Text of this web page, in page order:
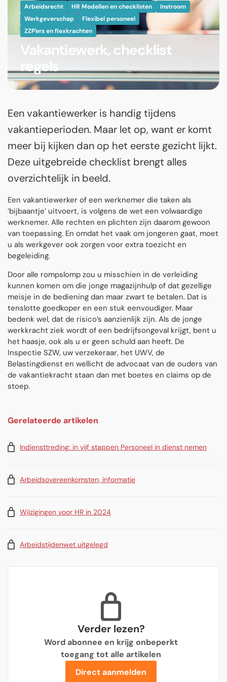
Arbeidsrecht HR Modellen en checklisten
Instroom
Werkgeverschap
Flexibel personeel
ZZP'ers en flexkrachten
Vakantiewerk, checklist
regels
Een vakantiewerker is handig tijdens
vakantieperioden. Maar let op, want er komt
meer bij kijken dan op het eerste gezicht lijkt.
Deze uitgebreide checklist brengt alles
overzichtelijk in beeld.
Een vakantiewerker of een werknemer die taken als
‘bijbaantje’ uitvoert, is volgens de wet een volwaardige
werknemer. Alle rechten en plichten zijn daarom gewoon
van toepassing. En omdat het vaak om jongeren gaat, moet
u als werkgever ook zorgen voor extra toezicht en
begeleiding.
Door alle rompslomp zou u misschien in de verleiding
kunnen komen om die jonge magazijnhulp of dat gezellige
meisje in de bediening dan maar zwart te betalen. Dat is
tenslotte goedkoper en een stuk eenvoudiger. Maar
bedenk wel, dat de risico’s aanzienlijk zijn. Als de jonge
werkkracht ziek wordt of een bedrijfsongeval krijgt, bent u
het haasje, ook als u er geen schuld aan heeft. De
Inspectie SZW, uw verzekeraar, het UWV, de
Belastingdienst en wellicht de advocaat van de ouders van
de vakantiekracht staan dan met boetes en claims op de
stoep.
Gerelateerde artikelen
Indiensttreding: in vijf stappen Personeel in dienst nemen
Arbeidsovereenkomsten, informatie
Wijzigingen voor HR in 2024
Arbeidstijdenwet uitgelegd
Verder lezen?
Word abonnee en krijg onbeperkt
toegang tot alle artikelen
Direct aanmelden